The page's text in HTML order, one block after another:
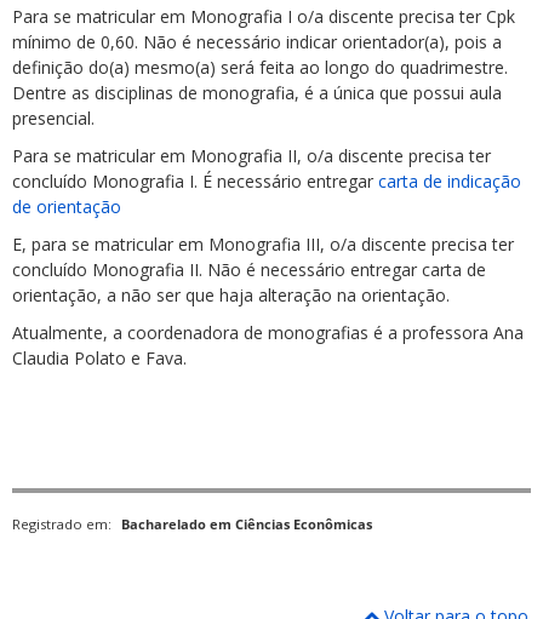
Para se matricular em Monografia I o/a discente precisa ter Cpk
mínimo de 0,60. Não é necessário indicar orientador(a), pois a
definição do(a) mesmo(a) será feita ao longo do quadrimestre.
Dentre as disciplinas de monografia, é a única que possui aula
presencial.
Para se matricular em Monografia II, o/a discente precisa ter
concluído Monografia I. É necessário entregar carta de indicação
de orientação
E, para se matricular em Monografia III, o/a discente precisa ter
concluído Monografia II. Não é necessário entregar carta de
orientação, a não ser que haja alteração na orientação.
Atualmente, a coordenadora de monografias é a professora Ana
Claudia Polato e Fava.
Registrado em: Bacharelado em Ciências Econômicas